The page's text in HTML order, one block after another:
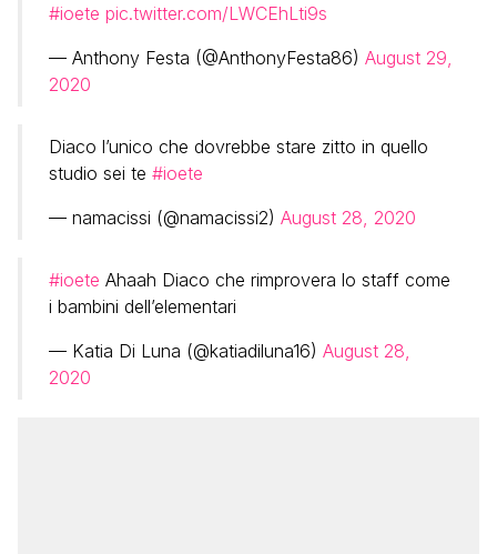
#ioete pic.twitter.com/LWCEhLti9s
— Anthony Festa (@AnthonyFesta86) August 29,
2020
Diaco l’unico che dovrebbe stare zitto in quello
studio sei te #ioete
— namacissi (@namacissi2) August 28, 2020
#ioete Ahaah Diaco che rimprovera lo staff come
i bambini dell’elementari
— Katia Di Luna (@katiadiluna16) August 28,
2020